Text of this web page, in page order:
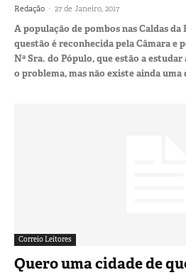
Redação - 27 de Janeiro, 2017
A população de pombos nas Caldas da
questão é reconhecida pela Câmara e
Nª Sra. do Pópulo, que estão a
o problema, mas não existe ainda uma
Correio Leitores
Quero uma cidade de